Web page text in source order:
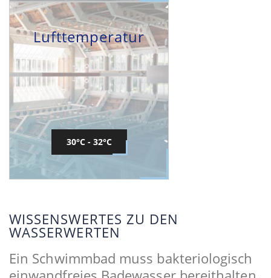
Lufttemperatur
30°C - 32°C
WISSENSWERTES ZU DEN
WASSERWERTEN
Ein Schwimmbad muss bakteriologisch